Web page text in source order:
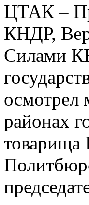
ЦТАК –
КНДР,
Силами
осмотрел
районах
товарища